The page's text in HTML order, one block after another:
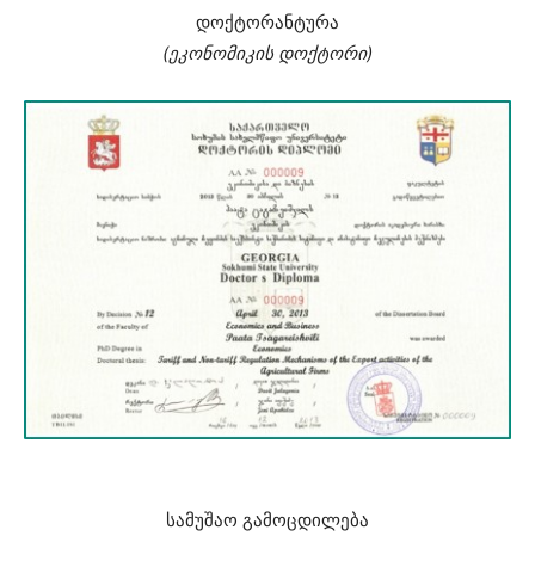
დოქტორანტურა
(ეკონომიკის დოქტორი)
სამუშაო გამოცდილება